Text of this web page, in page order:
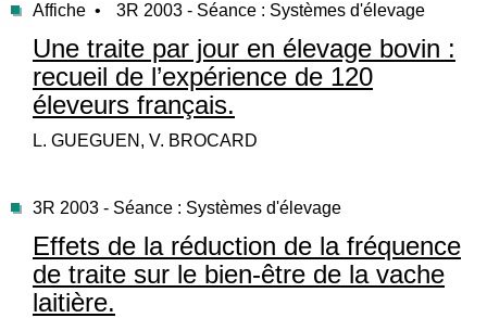
Affiche • 3R 2003 - Séance : Systèmes d'élevage
Une traite par jour en élevage bovin :
recueil de l’expérience de 120
éleveurs français.
L. GUEGUEN, V. BROCARD
3R 2003 - Séance : Systèmes d'élevage
Effets de la réduction de la fréquence
de traite sur le bien-être de la vache
laitière.